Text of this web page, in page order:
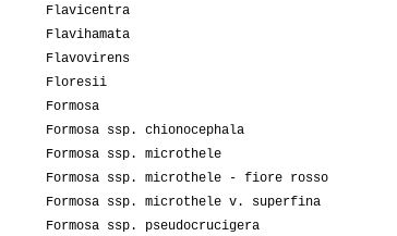
Flavicentra
Flavihamata
Flavovirens
Floresii
Formosa
Formosa ssp. chionocephala
Formosa ssp. microthele
Formosa ssp. microthele - fiore rosso
Formosa ssp. microthele v. superfina
Formosa ssp. pseudocrucigera